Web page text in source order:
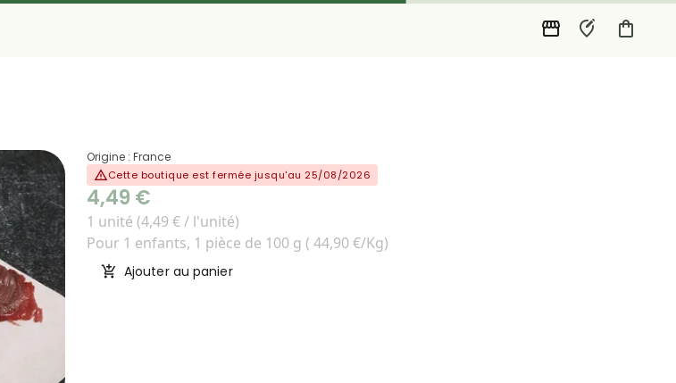
Origine : France
Cette boutique est fermée jusqu'au 25/08/2026
4,49 €
1 unité (4,49 € / l'unité)
Pour 1 enfants, 1 pièce de 100 g ( 44,90 €/Kg)
Ajouter au panier